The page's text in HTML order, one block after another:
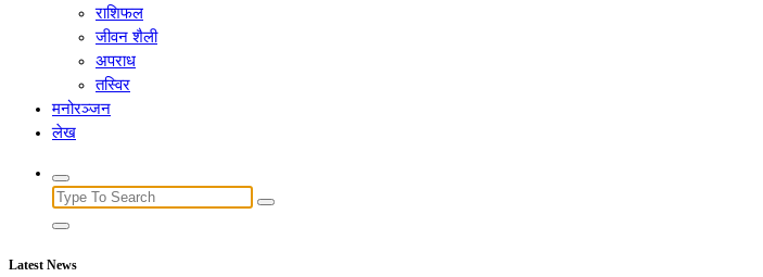
राशिफल
जीवन शैली
अपराध
तस्विर
मनोरञ्जन
लेख
Search
for:
Latest News